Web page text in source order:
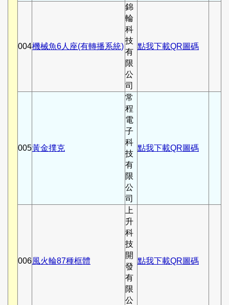
004機械魚6人座(有轉播系統)
錦
輪
科
技
有
限
公
司
點我下載QR圖碼
005黃金撲克
常
程
電
子
科
技
有
限
公
司
點我下載QR圖碼
006風火輪87種框體
上
升
科
技
開
發
有
限
公
點我下載QR圖碼